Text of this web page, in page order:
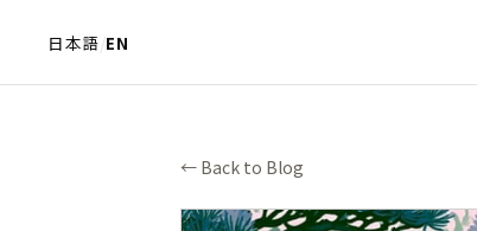
日本語/EN
← Back to Blog